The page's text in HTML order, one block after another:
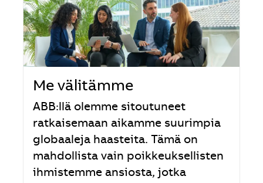
Me välitämme
ABB:llä olemme sitoutuneet
ratkaisemaan aikamme suurimpia
globaaleja haasteita. Tämä on
mahdollista vain poikkeuksellisten
ihmistemme ansiosta, jotka